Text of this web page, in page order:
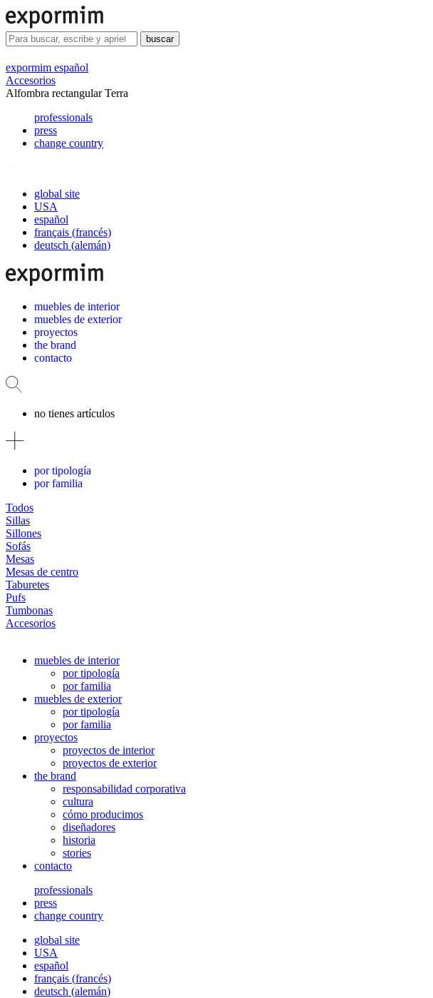
buscar
expormim español
Accesorios
Alfombra rectangular Terra
professionals
press
change country
global site
USA
español
français (francés)
deutsch (alemán)
muebles de interior
muebles de exterior
proyectos
the brand
contacto
no tienes artículos
por tipología
por familia
Todos
Sillas
Sillones
Sofás
Mesas
Mesas de centro
Taburetes
Pufs
Tumbonas
Accesorios
muebles de interior
por tipología
por familia
muebles de exterior
por tipología
por familia
proyectos
proyectos de interior
proyectos de exterior
the brand
responsabilidad corporativa
cultura
cómo producimos
diseñadores
historia
stories
contacto
professionals
press
change country
global site
USA
español
français (francés)
deutsch (alemán)